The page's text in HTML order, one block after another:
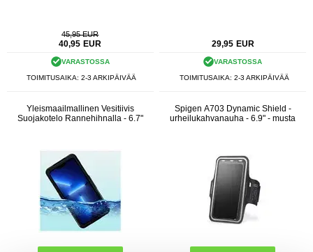
45,95 EUR
40,95 EUR
VARASTOSSA
TOIMITUSAIKA: 2-3 ARKIPÄIVÄÄ
29,95 EUR
VARASTOSSA
TOIMITUSAIKA: 2-3 ARKIPÄIVÄÄ
Yleismaailmallinen Vesitiivis
Suojakotelo Rannehihnalla - 6.7"
Spigen A703 Dynamic Shield -
urheilukahvanauha - 6.9" - musta